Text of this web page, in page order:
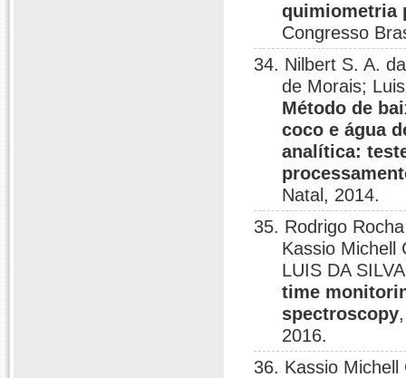
quimiometria
Congresso
34. Nilbert S. A.
de Morais;
Método de
coco e água
analítica:
Natal, 2014.
35. Rodrigo
Kassio Michell
LUIS DA
time
spectroscopy
2016.
36. Kassio